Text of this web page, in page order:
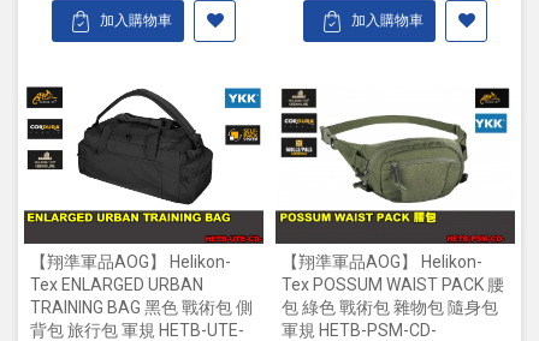
加入購物車 加入購物車
【翔準軍品AOG】 Helikon-
Tex ENLARGED URBAN
TRAINING BAG 黑色 戰術包 側
背包 旅行包 軍規 HETB-UTE-
【翔準軍品AOG】 Helikon-
Tex POSSUM WAIST PACK 腰
包 綠色 戰術包 雜物包 隨身包
軍規 HETB-PSM-CD-